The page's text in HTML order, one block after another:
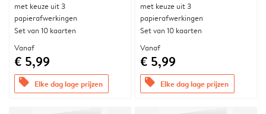
met keuze uit 3
papierafwerkingen
Set van 10 kaarten
Vanaf
€ 5,99
offers Elke dag lage prijzen
met keuze uit 3
papierafwerkingen
Set van 10 kaarten
Vanaf
€ 5,99
offers Elke dag lage prijzen